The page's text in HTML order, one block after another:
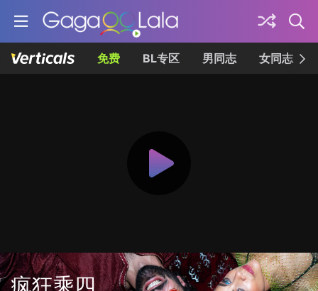
免费 BL专区 男同志 女同志
疯狂乘四